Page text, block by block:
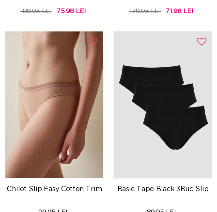
189.95 LEI 75.98 LEI 179.95 LEI 71.98 LEI
Chilot Slip Easy Cotton Trim Basic Tape Black 3Buc Slip